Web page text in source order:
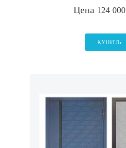
Цена124 000
КУПИТЬ